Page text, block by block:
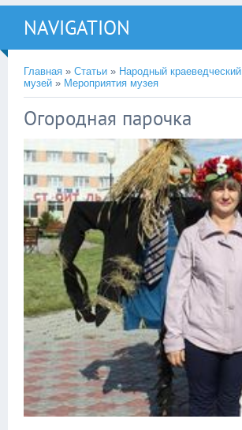
NAVIGATION
Главная » Статьи » Народный краеведческий
музей » Мероприятия музея
Огородная парочка